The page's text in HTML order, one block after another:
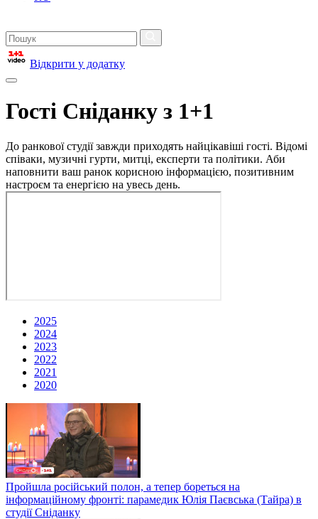
Відкрити у додатку
Гості Сніданку з 1+1
До ранкової студії завжди приходять найцікавіші гості. Відомі
співаки, музичні гурти, митці, експерти та політики. Аби
наповнити ваш ранок корисною інформацією, позитивним
настроєм та енергією на увесь день.
2025
2024
2023
2022
2021
2020
Пройшла російський полон, а тепер бореться на
інформаційному фронті: парамедик Юлія Паєвська (Тайра) в
студії Сніданку